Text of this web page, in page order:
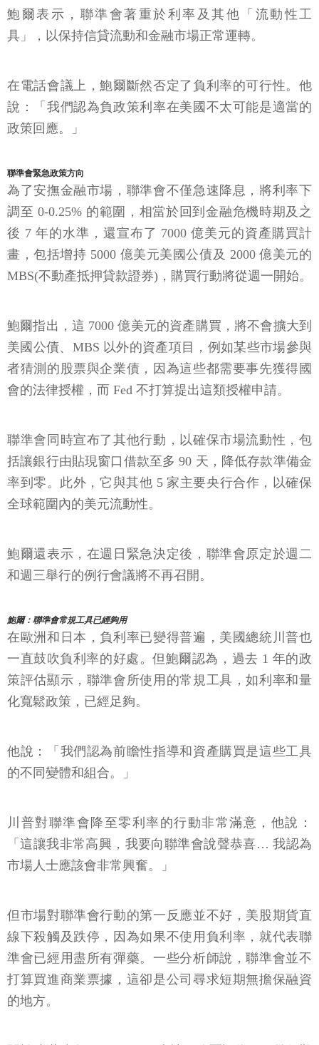
鮑爾表示，聯準會著重於利率及其他「流動性工
具」，以保持信貸流動和金融市場正常運轉。
在電話會議上，鮑爾斷然否定了負利率的可行性。他
說：「我們認為負政策利率在美國不太可能是適當的
政策回應。」
聯準會緊急政策方向
為了安撫金融市場，聯準會不僅急速降息，將利率下
調至 0-0.25% 的範圍，相當於回到金融危機時期及之
後 7 年的水準，還宣布了 7000 億美元的資產購買計
畫，包括增持 5000 億美元美國公債及 2000 億美元的
MBS(不動產抵押貸款證券)，購買行動將從週一開始。
鮑爾指出，這 7000 億美元的資產購買，將不會擴大到
美國公債、MBS 以外的資產項目，例如某些市場參與
者猜測的股票與企業債，因為這些都需要事先獲得國
會的法律授權，而 Fed 不打算提出這類授權申請。
聯準會同時宣布了其他行動，以確保市場流動性，包
括讓銀行由貼現窗口借款至多 90 天，降低存款準備金
率到零。此外，它與其他 5 家主要央行合作，以確保
全球範圍內的美元流動性。
鮑爾還表示，在週日緊急決定後，聯準會原定於週二
和週三舉行的例行會議將不再召開。
鮑爾：聯準會常規工具已經夠用
在歐洲和日本，負利率已變得普遍，美國總統川普也
一直鼓吹負利率的好處。但鮑爾認為，過去 1 年的政
策評估顯示，聯準會所使用的常規工具，如利率和量
化寬鬆政策，已經足夠。
他說：「我們認為前瞻性指導和資產購買是這些工具
的不同變體和組合。」
川普對聯準會降至零利率的行動非常滿意，他說：
「這讓我非常高興，我要向聯準會說聲恭喜… 我認為
市場人士應該會非常興奮。」
但市場對聯準會行動的第一反應並不好，美股期貨直
線下殺觸及跌停，因為如果不使用負利率，就代表聯
準會已經用盡所有彈藥。一些分析師說，聯準會並不
打算買進商業票據，這卻是公司尋求短期無擔保融資
的地方。